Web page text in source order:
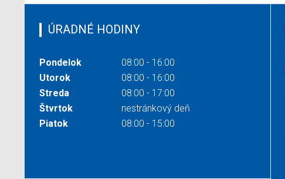
ÚRADNÉ HODINY
Pondelok
08:00 - 16:00
Utorok
08:00 - 16:00
Streda
08:00 - 17:00
Štvrtok
nestránkový deň
Piatok
08:00 - 15:00